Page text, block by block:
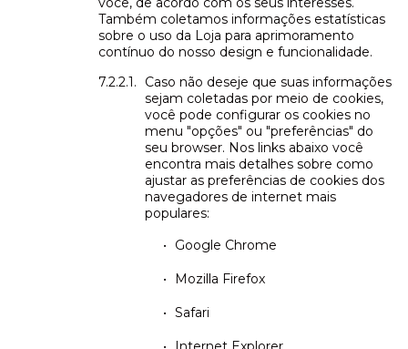
Também coletamos informações estatísticas
sobre o uso da Loja para aprimoramento
contínuo do nosso design e funcionalidade.
Caso não deseje que suas informações
sejam coletadas por meio de cookies,
você pode configurar os cookies no
menu "opções" ou "preferências" do
seu browser. Nos links abaixo você
encontra mais detalhes sobre como
ajustar as preferências de cookies dos
navegadores de internet mais
populares:
Google Chrome
Mozilla Firefox
Safari